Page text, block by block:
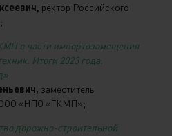
ректор Российского
в части импортозамещения
Итоги 2023 года.
заместитель
ООО «НПО «ГКМП»;
дорожно-строительной